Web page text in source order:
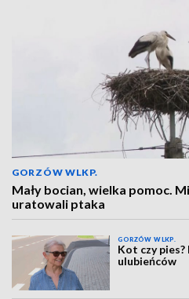
GORZÓW WLKP.
Mały bocian, wielka pomoc.
uratowali ptaka
GORZÓW WLKP.
Kot czy
ulubieńców